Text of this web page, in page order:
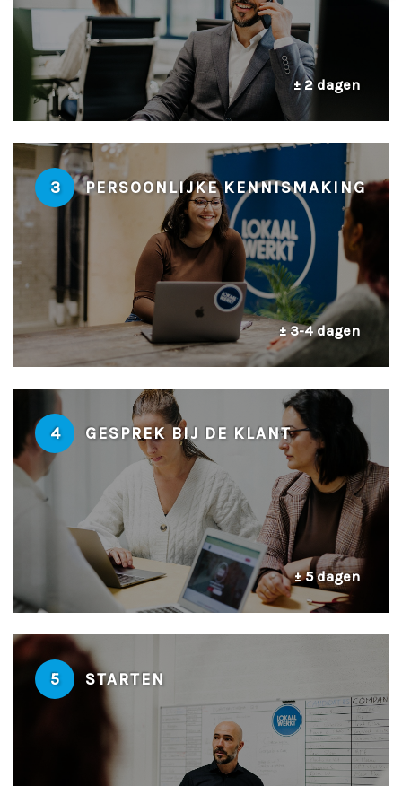
± 2 dagen
3 PERSOONLIJKE KENNISMAKING
± 3-4 dagen
4 GESPREK BIJ DE KLANT
± 5 dagen
5 STARTEN